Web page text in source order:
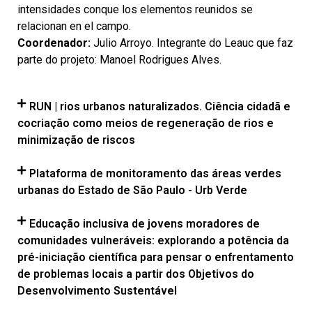
intensidades conque los elementos reunidos se
relacionan en el campo.
Coordenador: Julio Arroyo. Integrante do Leauc que faz
parte do projeto: Manoel Rodrigues Alves.
RUN | rios urbanos naturalizados. Ciência cidadã e
cocriação como meios de regeneração de rios e
minimização de riscos
Plataforma de monitoramento das áreas verdes
urbanas do Estado de São Paulo - Urb Verde
Educação inclusiva de jovens moradores de
comunidades vulneráveis: explorando a potência da
pré-iniciação científica para pensar o enfrentamento
de problemas locais a partir dos Objetivos do
Desenvolvimento Sustentável